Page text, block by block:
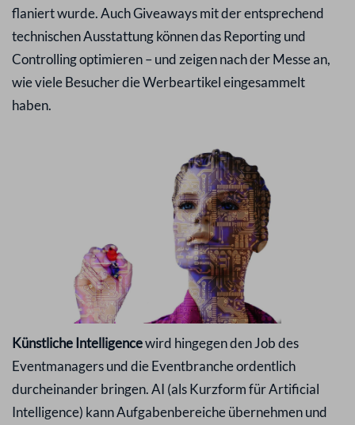
flaniert wurde. Auch Giveaways mit der entsprechend
technischen Ausstattung können das Reporting und
Controlling optimieren – und zeigen nach der Messe an,
wie viele Besucher die Werbeartikel eingesammelt
haben.
Künstliche Intelligencewird hingegen den Job des
Eventmanagers und die Eventbranche ordentlich
durcheinander bringen. AI (als Kurzform für Artificial
Intelligence) kann Aufgabenbereiche übernehmen und